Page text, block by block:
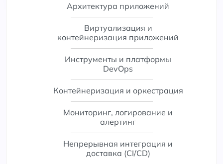
Архитектура приложений
Виртуализация и
контейнеризация приложений
Инструменты и платформы
DevOps
Контейнеризация и оркестрация
Мониторинг, логирование и
алертинг
Непрерывная интеграция и
доставка (CI/CD)